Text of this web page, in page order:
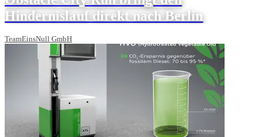
Hindernislauf direkt nach Berlin
TeamEinsNull GmbH